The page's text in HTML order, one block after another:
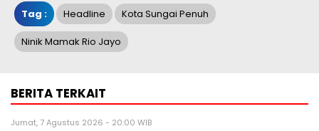
Tag : Headline Kota Sungai Penuh
Ninik Mamak Rio Jayo
BERITA TERKAIT
Jumat, 7 Agustus 2026 - 20:00 WIB